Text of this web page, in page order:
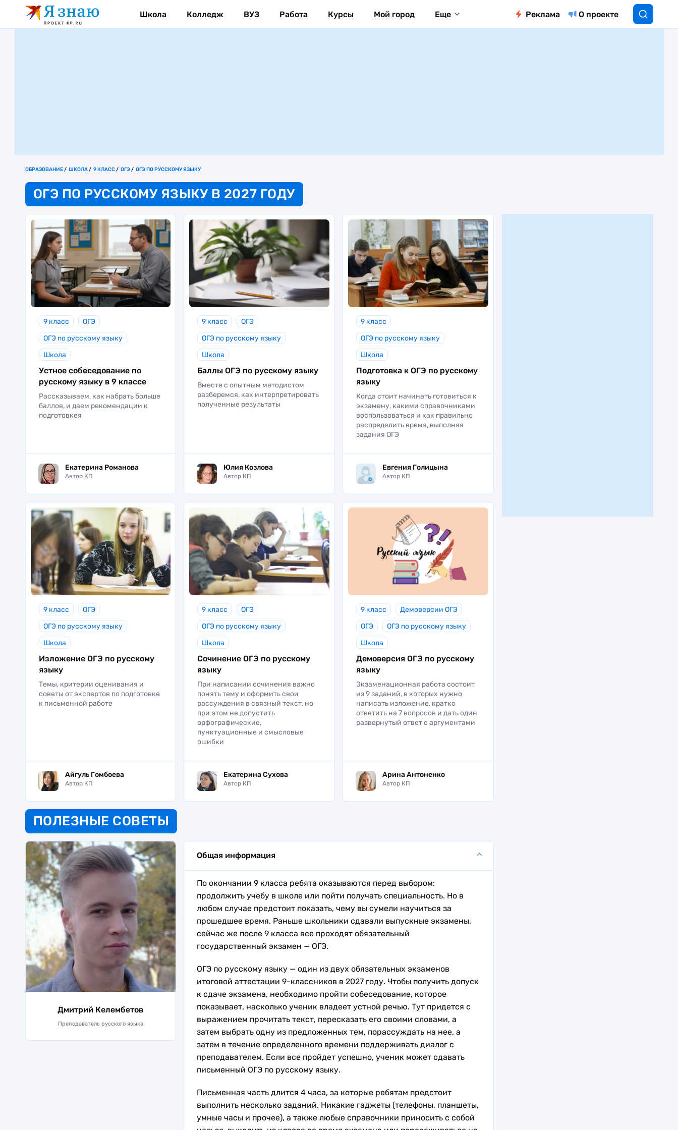
Школа Колледж ВУЗ Работа Курсы Мой город Еще Реклама О проекте
ОБРАЗОВАНИЕ ШКОЛА 9 КЛАСС ОГЭ ОГЭ ПО РУССКОМУ ЯЗЫКУ
ОГЭ ПО РУССКОМУ ЯЗЫКУ В 2027 ГОДУ
9 класс
ОГЭ
ОГЭ по русскому языку
Школа
Устное собеседование по
русскому языку в 9 классе
Рассказываем, как набрать больше
баллов, и даем рекомендации к
подготовкея
Екатерина Романова
Автор КП
9 класс
ОГЭ
ОГЭ по русскому языку
Школа
Баллы ОГЭ по русскому языку
Вместе с опытным методистом
разберемся, как интерпретировать
полученные результаты
Юлия Козлова
Автор КП
9 класс
ОГЭ по русскому языку
Школа
Подготовка к ОГЭ по русскому
языку
Когда стоит начинать готовиться к
экзамену, какими справочниками
воспользоваться и как правильно
распределить время, выполняя
задания ОГЭ
Евгения Голицына
Автор КП
9 класс
ОГЭ
ОГЭ по русскому языку
Школа
Изложение ОГЭ по русскому
языку
Темы, критерии оценивания и
советы от экспертов по подготовке
к письменной работе
Айгуль Гомбоева
Автор КП
9 класс
ОГЭ
ОГЭ по русскому языку
Школа
Сочинение ОГЭ по русскому
языку
При написании сочинения важно
понять тему и оформить свои
рассуждения в связный текст, но
при этом не допустить
орфографические,
пунктуационные и смысловые
ошибки
Екатерина Сухова
Автор КП
9 класс
Демоверсии ОГЭ
ОГЭ
ОГЭ по русскому языку
Школа
Демоверсия ОГЭ по русскому
языку
Экзаменационная работа состоит
из 9 заданий, в которых нужно
написать изложение, кратко
ответить на 7 вопросов и дать один
развернутый ответ с аргументами
Арина Антоненко
Автор КП
ПОЛЕЗНЫЕ СОВЕТЫ
Дмитрий Келембетов
Преподаватель русского языка
Общая информация
По окончании 9 класса ребята оказываются перед выбором:
продолжить учебу в школе или пойти получать специальность. Но в
любом случае предстоит показать, чему вы сумели научиться за
прошедшее время. Раньше школьники сдавали выпускные экзамены,
сейчас же после 9 класса все проходят обязательный
государственный экзамен — ОГЭ.
ОГЭ по русскому языку — один из двух обязательных экзаменов
итоговой аттестации 9-классников в 2027 году. Чтобы получить допуск
к сдаче экзамена, необходимо пройти собеседование, которое
показывает, насколько ученик владеет устной речью. Тут придется с
выражением прочитать текст, пересказать его своими словами, а
затем выбрать одну из предложенных тем, порассуждать на нее, а
затем в течение определенного времени поддерживать диалог с
преподавателем. Если все пройдет успешно, ученик может сдавать
письменный ОГЭ по русскому языку.
Письменная часть длится 4 часа, за которые ребятам предстоит
выполнить несколько заданий. Никакие гаджеты (телефоны, планшеты,
умные часы и прочее), а также любые справочники приносить с собой